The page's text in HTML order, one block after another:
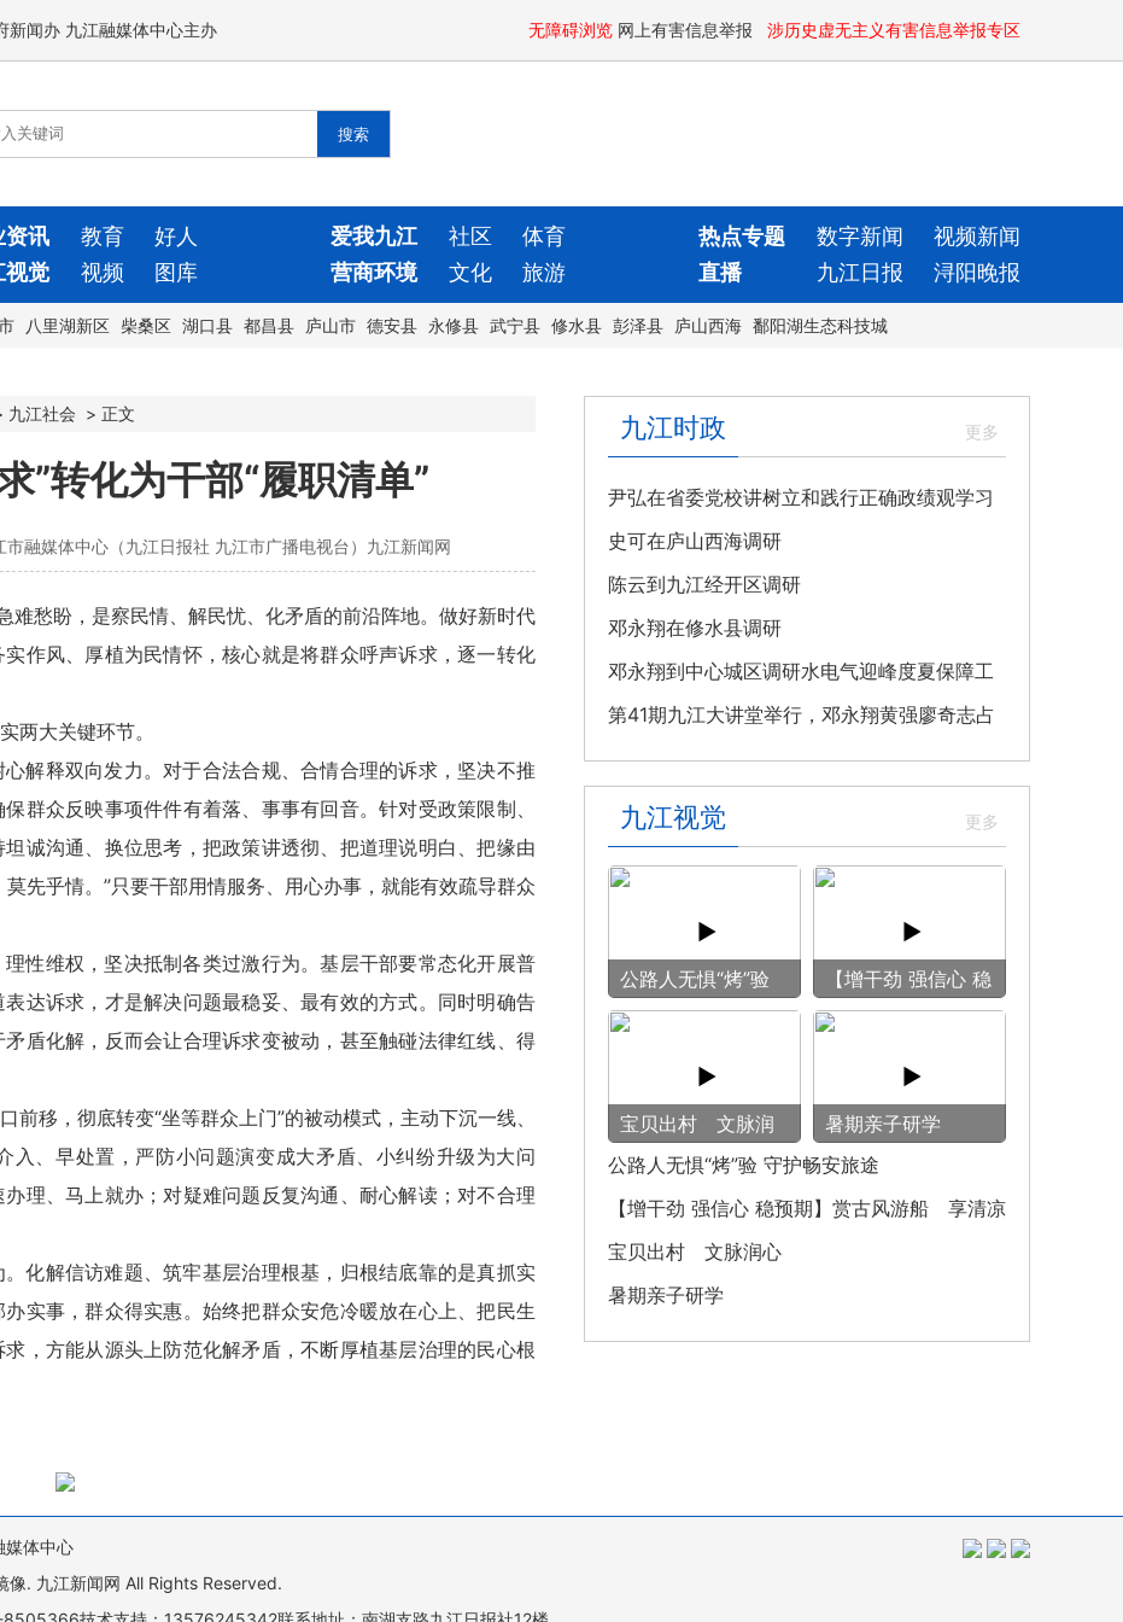
新闻办 九江融媒体中心主办 无障碍浏览 网上有害信息举报 涉历史虚无主义有害信息举报专区
资讯 教育 好人 爱我九江 社区 体育 热点专题 数字新闻
视频新闻
视觉 视频 图库 营商环境 文化 旅游 直播 九江日报 浔阳晚报
八里湖新区 柴桑区 湖口县 都昌县 庐山市 德安县 永修县 武宁县 修水县 彭泽县 庐山西海 鄱阳湖生态科技城
九江社会 > 正文
”转化为干部“履职清单”
融媒体中心（九江日报社 九江市广播电视台）九江新闻网
难愁盼，是察民情、解民忧、化矛盾的前沿阵地。做好新时代
作风、厚植为民情怀，核心就是将群众呼声诉求，逐一转化
两大关键环节。
解释双向发力。对于合法合规、合情合理的诉求，坚决不推
群众反映事项件件有着落、事事有回音。针对受政策限制、
诚沟通、换位思考，把政策讲透彻、把道理说明白、把缘由
先乎情。”只要干部用情服务、用心办事，就能有效疏导群众
性维权，坚决抵制各类过激行为。基层干部要常态化开展普
达诉求，才是解决问题最稳妥、最有效的方式。同时明确告
盾化解，反而会让合理诉求变被动，甚至触碰法律红线、得
移，彻底转变“坐等群众上门”的被动模式，主动下沉一线、
入、早处置，严防小问题演变成大矛盾、小纠纷升级为大问
理、马上就办；对疑难问题反复沟通、耐心解读；对不合理
化解信访难题、筑牢基层治理根基，归根结底靠的是真抓实
实事，群众得实惠。始终把群众安危冷暖放在心上、把民生
，方能从源头上防范化解矛盾，不断厚植基层治理的民心根
九江时政
尹弘在省委党校讲树立和践行正确政绩观学习
教育专题党课
史可在庐山西海调研
陈云到九江经开区调研
邓永翔在修水县调研
邓永翔到中心城区调研水电气迎峰度夏保障工
作
第41期九江大讲堂举行，邓永翔黄强廖奇志占
勇出席
九江视觉
公路人无惧“烤”验
守护畅安旅途
【增干劲 强信心 稳
预期】赏古风游
宝贝出村 文脉润
心
暑期亲子研学
公路人无惧“烤”验 守护畅安旅途
【增干劲 强信心 稳预期】赏古风游船 享清凉
之旅
宝贝出村 文脉润心
暑期亲子研学
媒体中心
像. 九江新闻网 All Rights Reserved.